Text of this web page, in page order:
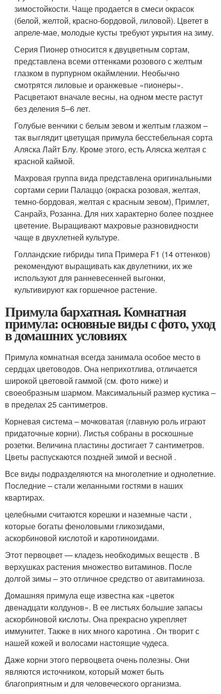
зимостойкости. Чаще продается в смеси окрасок
(белой, желтой, красно-бордовой, лиловой). Цветет в
апреле-мае, молодые кусты требуют укрытия на зиму.
Серия Пионер относится к двуцветным сортам,
представлена всеми оттенками розового с желтым
глазком в пурпурном окаймлении. Необычно
смотрятся лиловые и оранжевые «пионеры».
Расцветают вначале весны, на одном месте растут
без деления 5–6 лет.
Голубые венчики с белым зевом и желтым глазком –
так выглядит цветущая примула бесстебельная сорта
Аляска Лайт Блу. Кроме этого, есть Аляска желтая с
красной каймой.
Махровая группа вида представлена оригинальными
сортами серии Палаццо (окраска розовая, желтая,
темно-бордовая, желтая с красным зевом), Примлет,
Санрайз, Розанна. Для них характерно более позднее
цветение. Выращивают махровые разновидности
чаще в двухлетней культуре.
Голландские гибриды типа Примера F1 (14 оттенков)
рекомендуют выращивать как двулетники, их же
используют для ранневесенней выгонки,
культивируют как горшечное растение.
Примула бархатная. Комнатная
примула: основные виды с фото, уход
в домашних условиях
Примула комнатная всегда занимала особое место в
сердцах цветоводов. Она неприхотлива, отличается
широкой цветовой гаммой (см. фото ниже) и
своеобразным шармом. Максимальный размер кустика –
в пределах 25 сантиметров.
Корневая система – мочковатая (главную роль играют
придаточные корни). Листья собраны в роскошные
розетки. Величина пластины достигает 7 сантиметров.
Цветы распускаются поздней зимой и весной .
Все виды подразделяются на многолетние и однолетние.
Последние – стали желанными гостями в наших
квартирах.
целебными считаются корешки и наземные части ,
которые богаты феноловыми гликозидами,
аскорбиновой кислотой и каротиноидами.
Этот первоцвет — кладезь необходимых веществ . В
верхушках растения множество витаминов. После
долгой зимы – это отличное средство от авитаминоза.
Домашняя примула еще известна как «цветок
двенадцати колдунов». В ее листьях большие запасы
аскорбиновой кислоты. Она прекрасно укрепляет
иммунитет. Также в них много каротина . Он творит с
нашей кожей и волосами настоящие чудеса.
Даже корни этого первоцвета очень полезны. Они
являются источником, который может быть
благоприятным и для человеческого организма.